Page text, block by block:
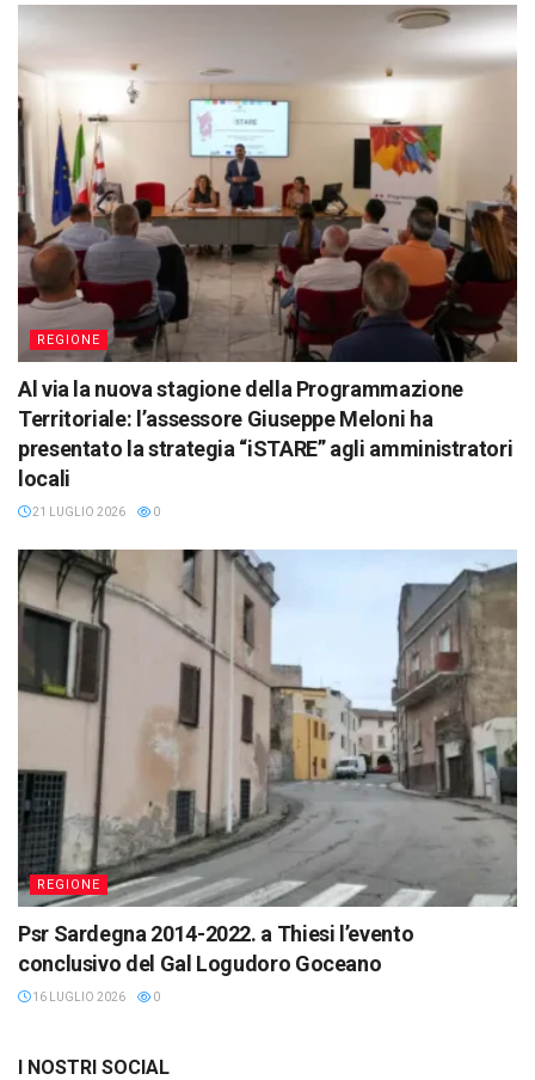
REGIONE
Al via la nuova stagione della Programmazione
Territoriale: l’assessore Giuseppe Meloni ha
presentato la strategia “iSTARE” agli amministratori
locali
21 LUGLIO 2026 0
REGIONE
Psr Sardegna 2014-2022. a Thiesi l’evento
conclusivo del Gal Logudoro Goceano
16 LUGLIO 2026 0
I NOSTRI SOCIAL